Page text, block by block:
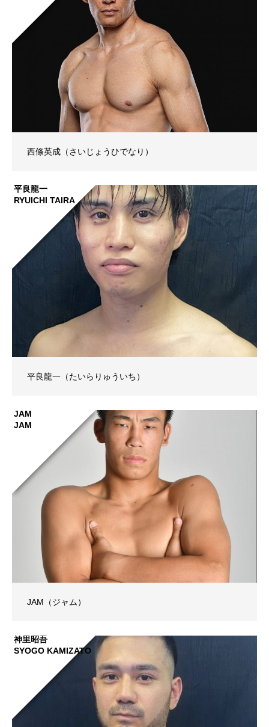
西條英成（さいじょうひでなり）
平良龍一
RYUICHI TAIRA
平良龍一（たいらりゅういち）
JAM
JAM
JAM（ジャム）
神里昭吾
SYOGO KAMIZATO